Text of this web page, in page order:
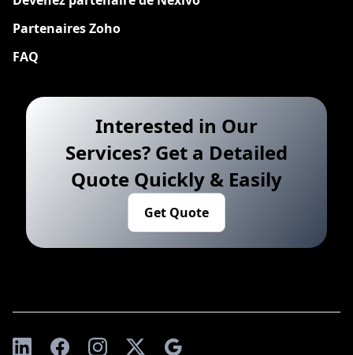
Partenaires Zoho
FAQ
Interested in Our
Services? Get a Detailed
Quote Quickly & Easily
Get Quote